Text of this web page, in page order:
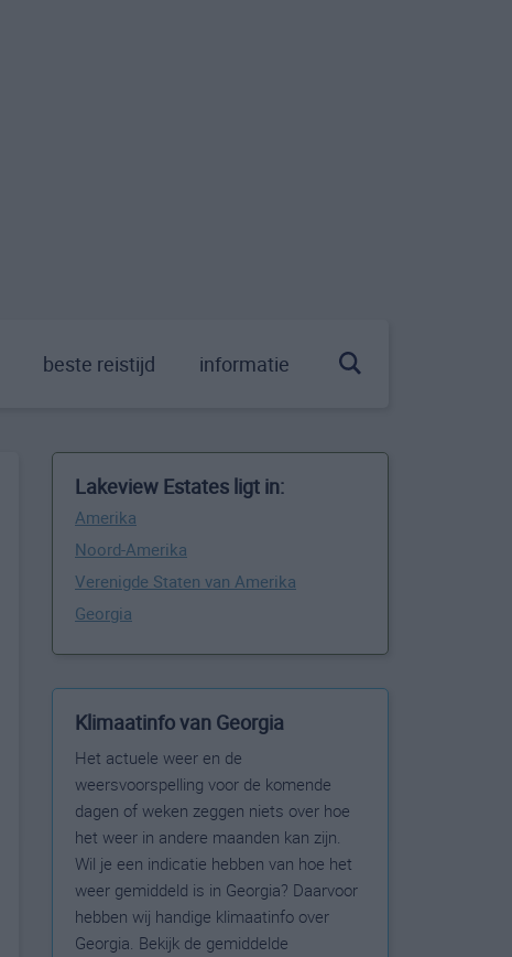
beste reistijd informatie
Lakeview Estates ligt in:
Amerika
Noord-Amerika
Verenigde Staten van Amerika
Georgia
Klimaatinfo van Georgia
Het actuele weer en de
weersvoorspelling voor de komende
dagen of weken zeggen niets over hoe
het weer in andere maanden kan zijn.
Wil je een indicatie hebben van hoe het
weer gemiddeld is in Georgia? Daarvoor
hebben wij handige klimaatinfo over
Georgia. Bekijk de gemiddelde